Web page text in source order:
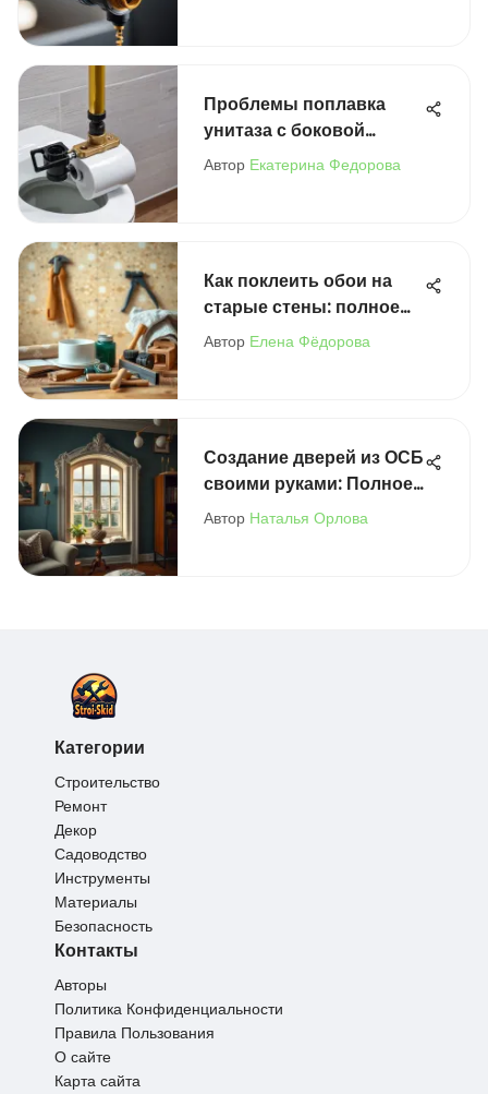
Проблемы поплавка
унитаза с боковой
подводкой: решение
Автор Екатерина Федорова
Как поклеить обои на
старые стены: полное
руководство
Автор Елена Фёдорова
Создание дверей из ОСБ
своими руками: Полное
руководство
Автор Наталья Орлова
Категории
Строительство
Ремонт
Декор
Садоводство
Инструменты
Материалы
Безопасность
Контакты
Авторы
Политика Конфиденциальности
Правила Пользования
О сайте
Карта сайта